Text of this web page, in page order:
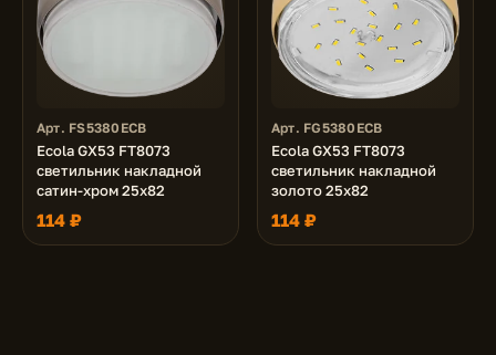
Арт. FS5380ECB
Ecola GX53 FT8073
светильник накладной
сатин-хром 25x82
114 ₽
Арт. FG5380ECB
Ecola GX53 FT8073
светильник накладной
золото 25x82
114 ₽